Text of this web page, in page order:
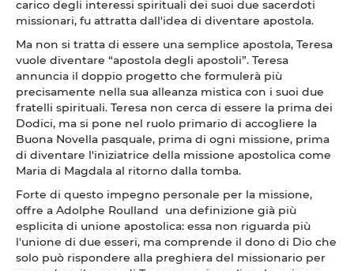
carico degli interessi spirituali dei suoi due sacerdoti
missionari, fu attratta dall'idea di diventare apostola.
Ma non si tratta di essere una semplice apostola, Teresa
vuole diventare “apostola degli apostoli”. Teresa
annuncia il doppio progetto che formulerà più
precisamente nella sua alleanza mistica con i suoi due
fratelli spirituali. Teresa non cerca di essere la prima dei
Dodici, ma si pone nel ruolo primario di accogliere la
Buona Novella pasquale, prima di ogni missione, prima
di diventare l'iniziatrice della missione apostolica come
Maria di Magdala al ritorno dalla tomba.
Forte di questo impegno personale per la missione,
offre a Adolphe Roulland una definizione già più
esplicita di unione apostolica: essa non riguarda più
l'unione di due esseri, ma comprende il dono di Dio che
solo può rispondere alla preghiera del missionario per